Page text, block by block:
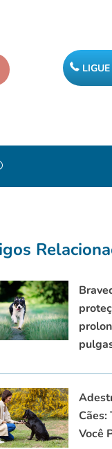
LIGUE
Cães:
Você